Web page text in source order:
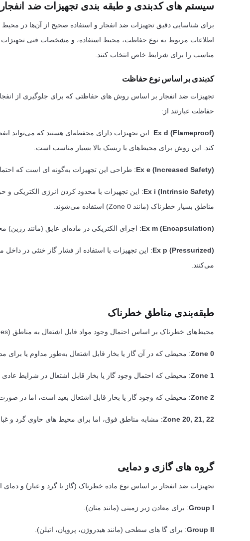
سیستم های کدبندی و طبقه بندی تجهیزات ضد انفجار
برای شناسایی دقیق تجهیزات ضد انفجار و استفاده صحیح از آن‌ها در
اطلاعات مربوط به نوع حفاظت، محیط استفاده، و مشخصات فنی تجهیزات
مناسب را برای شرایط خاص انتخاب کنند.
کدبندی بر اساس نوع حفاظت
تجهیزات ضد انفجار بر اساس روش های حفاظتی که برای جلوگیری از
حفاظت عبارتند از:
Ex d (Flameproof): این تجهیزات دارای محفظه‌ای هستند که می‌تواند
کند. این روش برای محیط‌های با ریسک بالا بسیار مناسب است.
Ex e (Increased Safety): طراحی این تجهیزات به‌گونه ای است که
Ex i (Intrinsic Safety): این تجهیزات با محدود کردن انرژی الکتریکی و
مناطق بسیار خطرناک (مانند Zone 0) استفاده می‌شوند.
Ex m (Encapsulation): اجزای الکتریکی در ماده‌ای عایق (مانند
Ex p (Pressurized): این تجهیزات با استفاده از فشار گاز خنثی در
می‌کنند.
طبقه‌بندی مناطق خطرناک
محیط‌های خطرناک بر اساس احتمال وجود مواد قابل اشتعال به مناطق (Zones) تقسیم می‌شوند:
Zone 0: محیطی که در آن گاز یا بخار قابل اشتعال به‌طور مداوم یا برای
Zone 1: محیطی که احتمال وجود گاز یا بخار قابل اشتعال در شرایط عادی
Zone 2: محیطی که وجود گاز یا بخار قابل اشتعال بعید است، اما در
Zone 20, 21, 22: مشابه مناطق فوق، اما برای محیط های حاوی گرد و
گروه های گازی و دمایی
تجهیزات ضد انفجار بر اساس نوع ماده خطرناک (گاز یا گرد و غبار) و
Group I: برای معادن زیر زمینی (مانند متان).
Group II: برای گا های سطحی (مانند هیدروژن، پروپان، اتیلن).